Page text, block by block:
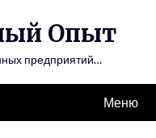
Опыт
предприятий…
Меню